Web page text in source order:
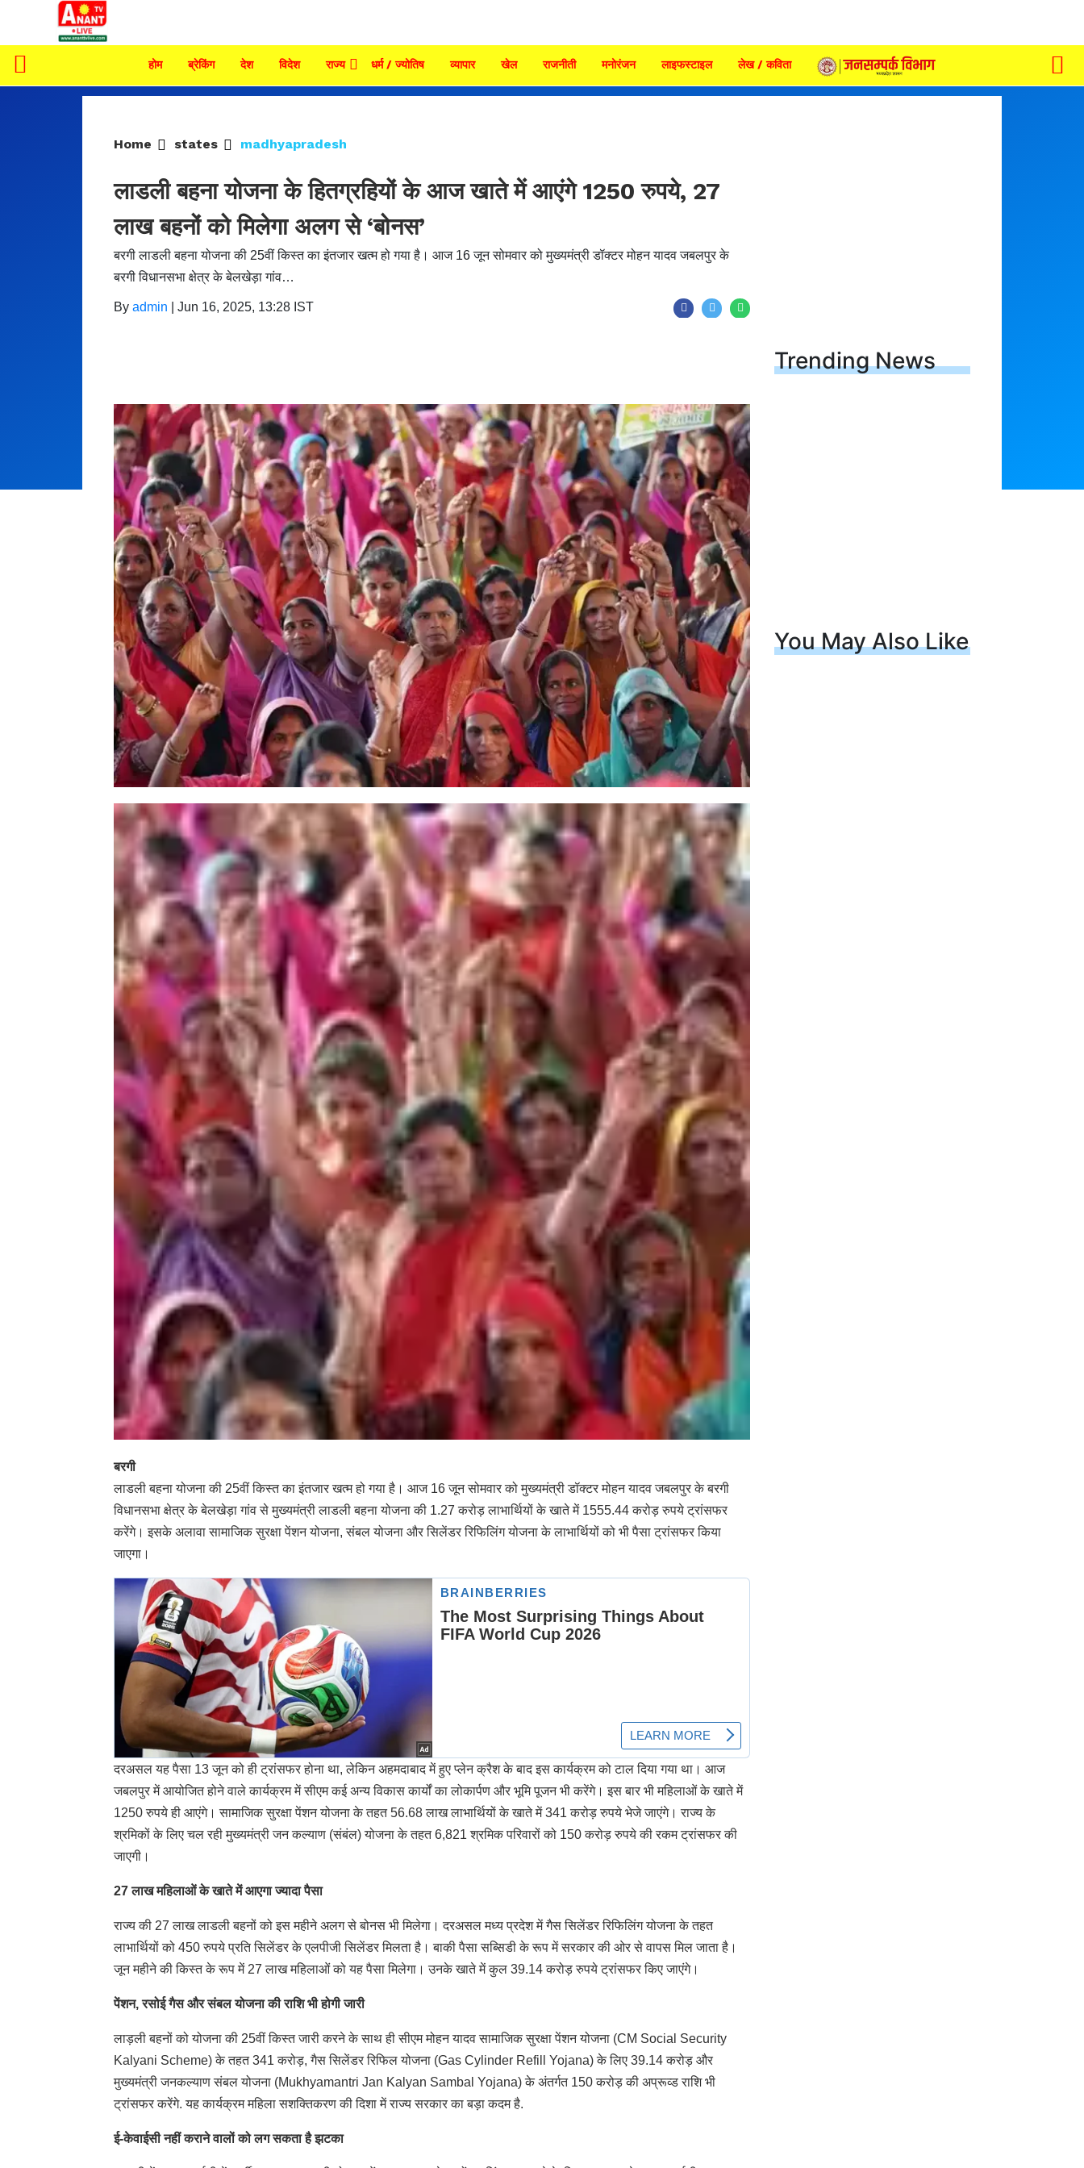
होम ब्रेकिंग देश विदेश राज्य धर्म / ज्योतिष व्यापार खेल राजनीती मनोरंजन लाइफस्टाइल लेख / कविता
Home states madhyapradesh
लाडली बहना योजना के हितग्रहियों के आज खाते में आएंगे 1250 रुपये, 27
लाख बहनों को मिलेगा अलग से ‘बोनस’
बरगी लाडली बहना योजना की 25वीं किस्त का इंतजार खत्म हो गया है। आज 16 जून सोमवार को मुख्यमंत्री डॉक्टर मोहन यादव जबलपुर के
बरगी विधानसभा क्षेत्र के बेलखेड़ा गांव…
By admin Jun 16, 2025, 13:28 IST
बरगी
लाडली बहना योजना की 25वीं किस्त का इंतजार खत्म हो गया है। आज 16 जून सोमवार को मुख्यमंत्री डॉक्टर मोहन यादव जबलपुर के बरगी
विधानसभा क्षेत्र के बेलखेड़ा गांव से मुख्‍यमंत्री लाडली बहना योजना की 1.27 करोड़ लाभार्थ‍ियों के खाते में 1555.44 करोड़ रुपये ट्रांसफर
करेंगे। इसके अलावा सामाजिक सुरक्षा पेंशन योजना, संबल योजना और सिलेंडर रिफिलिंग योजना के लाभार्थियों को भी पैसा ट्रांसफर किया
जाएगा।
दरअसल यह पैसा 13 जून को ही ट्रांसफर होना था, लेकिन अहमदाबाद में हुए प्लेन क्रैश के बाद इस कार्यक्रम को टाल दिया गया था। आज
जबलपुर में आयोजित होने वाले कार्यक्रम में सीएम कई अन्य विकास कार्यों का लोकार्पण और भूमि पूजन भी करेंगे। इस बार भी महिलाओं के खाते में
1250 रुपये ही आएंगे। सामाजिक सुरक्षा पेंशन योजना के तहत 56.68 लाख लाभार्थियों के खाते में 341 करोड़ रुपये भेजे जाएंगे। राज्य के
श्रमिकों के लिए चल रही मुख्यमंत्री जन कल्याण (संबंल) योजना के तहत 6,821 श्रमिक परिवारों को 150 करोड़ रुपये की रकम ट्रांसफर की
जाएगी।
27 लाख महिलाओं के खाते में आएगा ज्यादा पैसा
राज्य की 27 लाख लाडली बहनों को इस महीने अलग से बोनस भी मिलेगा। दरअसल मध्य प्रदेश में गैस सिलेंडर रिफिलिंग योजना के तहत
लाभार्थियों को 450 रुपये प्रति सिलेंडर के एलपीजी सिलेंडर मिलता है। बाकी पैसा सब्सिडी के रूप में सरकार की ओर से वापस मिल जाता है।
जून महीने की किस्त के रूप में 27 लाख महिलाओं को यह पैसा मिलेगा। उनके खाते में कुल 39.14 करोड़ रुपये ट्रांसफर किए जाएंगे।
पेंशन, रसोई गैस और संबल योजना की राशि भी होगी जारी
लाड़ली बहनों को योजना की 25वीं किस्त जारी करने के साथ ही सीएम मोहन यादव सामाजिक सुरक्षा पेंशन योजना (CM Social Security
Kalyani Scheme) के तहत 341 करोड़, गैस सिलेंडर रिफिल योजना (Gas Cylinder Refill Yojana) के लिए 39.14 करोड़ और
मुख्यमंत्री जनकल्याण संबल योजना (Mukhyamantri Jan Kalyan Sambal Yojana) के अंतर्गत 150 करोड़ की अप्रूव्ड राशि भी
ट्रांसफर करेंगे. यह कार्यक्रम महिला सशक्तिकरण की दिशा में राज्य सरकार का बड़ा कदम है.
ई-केवाईसी नहीं कराने वालों को लग सकता है झटका
Trending News
You May Also Like